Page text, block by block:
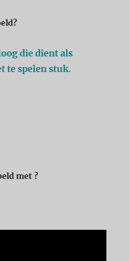
die dient als
te spelen stuk.
met ?